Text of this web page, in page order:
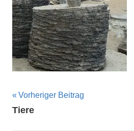
Beitragsnavigation
Vorheriger Beitrag
Tiere